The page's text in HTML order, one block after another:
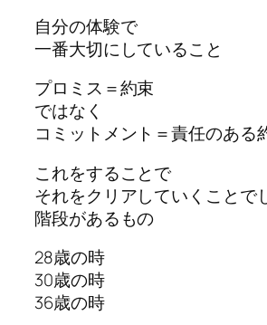
自分の体験で
一番大切にしていること
プロミス＝約束
ではなく
コミットメント＝責任のある
これをすることで
それをクリアしていくことで
階段があるもの
28歳の時
30歳の時
36歳の時